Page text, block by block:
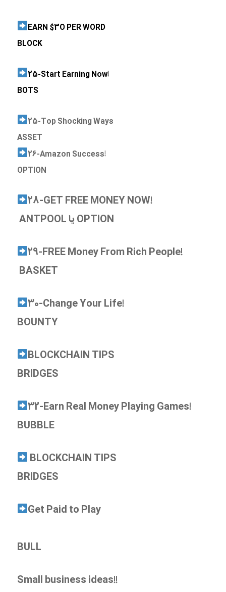
EARN $3O PER WORD
BLOCK
25-Start Earning Now!
BOTS
25-Top Shocking Ways
ASSET
26-Amazon Success!
OPTION
28-GET FREE MONEY NOW!
ANTPOOL یا OPTION
29-FREE Money From Rich People!
BASKET
30-Change Your Life!
BOUNTY
BLOCKCHAIN TIPS
BRIDGES
32-Earn Real Money Playing Games!
BUBBLE
BLOCKCHAIN TIPS
BRIDGES
Get Paid to Play
BULL
Small business ideas!!